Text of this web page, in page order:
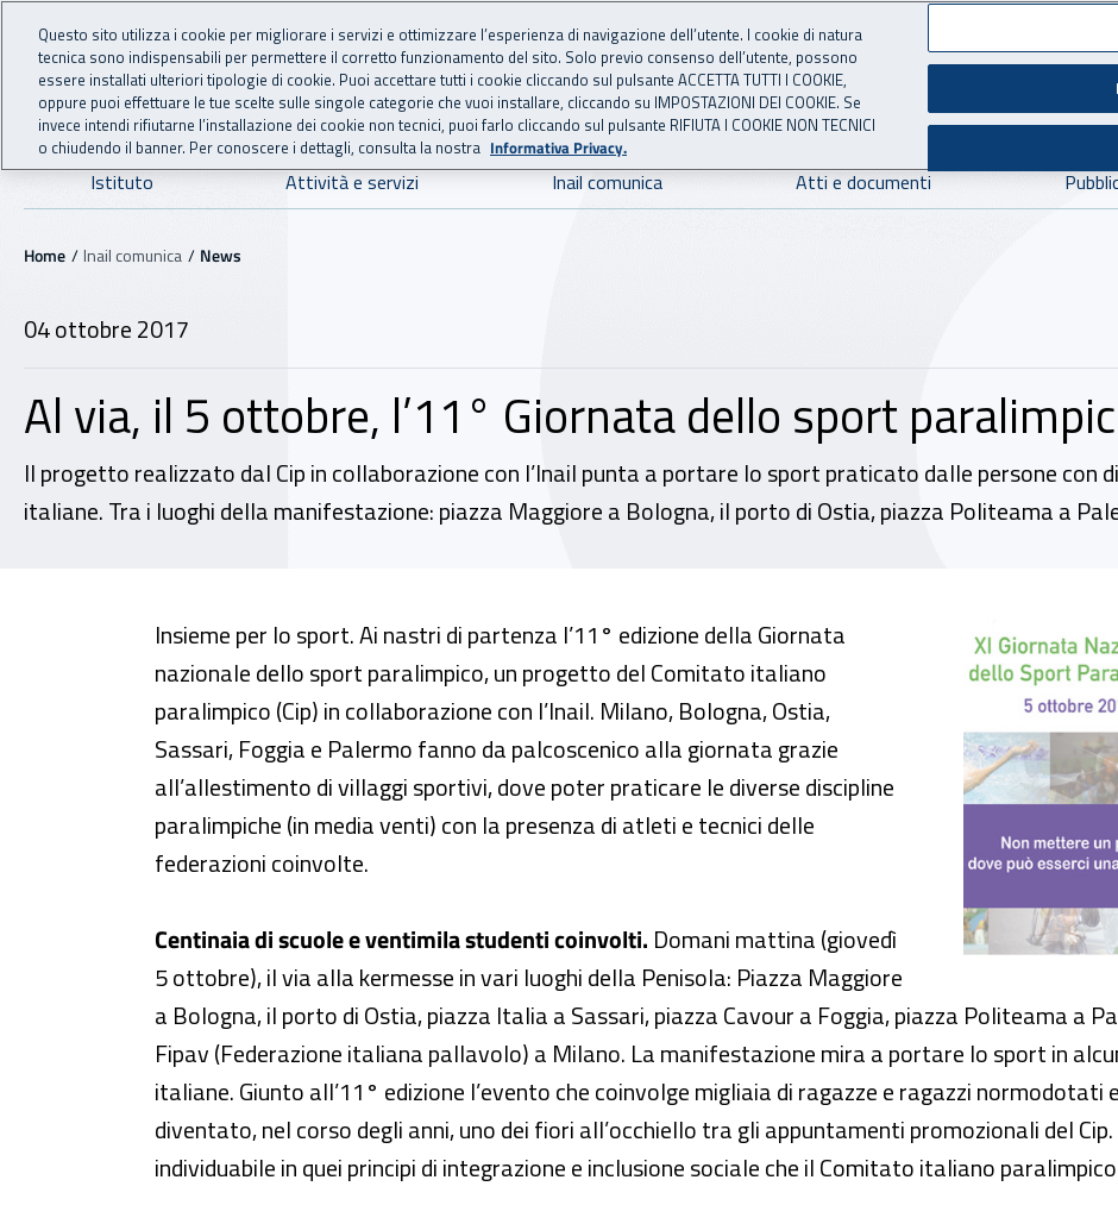
Vai al menu principale
Vai al contenuto principale
INAIL - Istituto Nazionale per l'Assicurazione contro
Navigazione principale
Istituto Attività e servizi Inail comunica Atti e documenti
Navigazione - Ti trovi in:
Home Inail comunica News
04 ottobre 2017
Al via, il 5 ottobre, l’11° Giornata dello sport
Il progetto realizzato dal Cip in collaborazione con l’Inail punta a portare lo sport praticato dalle persone con
italiane. Tra i luoghi della manifestazione: piazza Maggiore a Bologna, il porto di Ostia, piazza Politeama a
Al via, il 5 ottobre, l’11° Giornata dello sport paralimpico
Insieme per lo sport. Ai nastri di partenza l’11° edizione della Giornata
nazionale dello sport paralimpico, un progetto del Comitato italiano
paralimpico (Cip) in collaborazione con l’Inail. Milano, Bologna, Ostia,
Sassari, Foggia e Palermo fanno da palcoscenico alla giornata grazie
all’allestimento di villaggi sportivi, dove poter praticare le diverse discipline
paralimpiche (in media venti) con la presenza di atleti e tecnici delle
federazioni coinvolte.
Centinaia di scuole e ventimila studenti coinvolti. Domani mattina (giovedì
5 ottobre), il via alla kermesse in vari luoghi della Penisola: Piazza Maggiore
a Bologna, il porto di Ostia, piazza Italia a Sassari, piazza Cavour a Foggia, piazza Politeama a
Fipav (Federazione italiana pallavolo) a Milano. La manifestazione mira a portare lo sport in
italiane. Giunto all’11° edizione l’evento che coinvolge migliaia di ragazze e ragazzi normodotati
diventato, nel corso degli anni, uno dei fiori all’occhiello tra gli appuntamenti promozionali del
individuabile in quei principi di integrazione e inclusione sociale che il Comitato italiano
Questo sito utilizza i cookie per migliorare i servizi e ottimizzare l’esperienza di navigazione dell’utente. I cookie di natura
tecnica sono indispensabili per permettere il corretto funzionamento del sito. Solo previo consenso dell’utente, possono
essere installati ulteriori tipologie di cookie. Puoi accettare tutti i cookie cliccando sul pulsante ACCETTA TUTTI I COOKIE,
oppure puoi effettuare le tue scelte sulle singole categorie che vuoi installare, cliccando su IMPOSTAZIONI DEI COOKIE. Se
invece intendi rifiutarne l’installazione dei cookie non tecnici, puoi farlo cliccando sul pulsante RIFIUTA I COOKIE NON TECNICI
o chiudendo il banner. Per conoscere i dettagli, consulta la nostra Informativa Privacy.